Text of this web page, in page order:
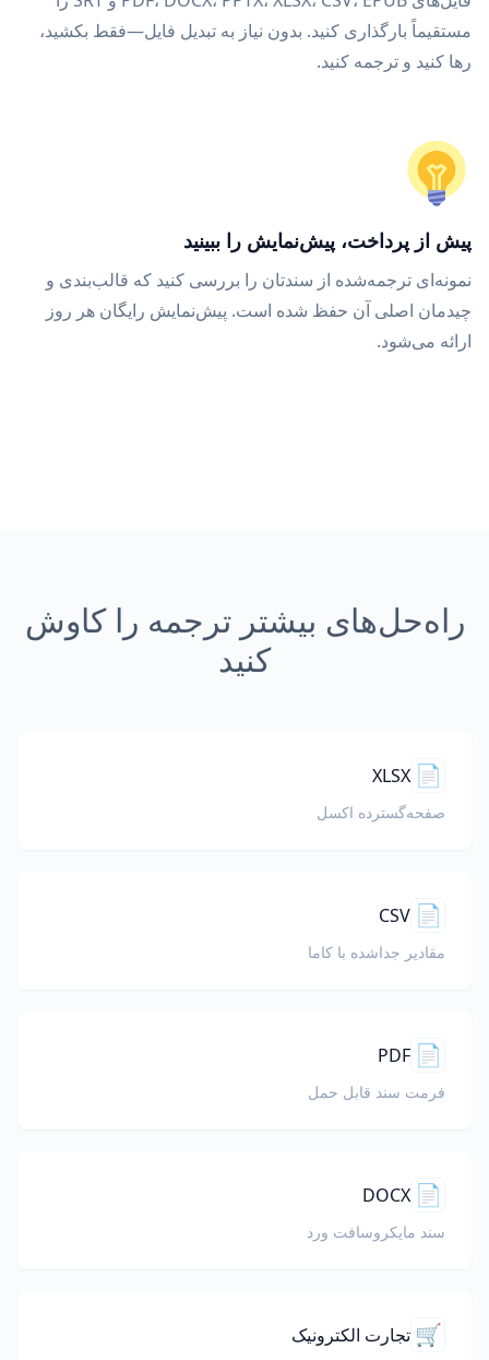
مستقیماً بارگذاری کنید. بدون نیاز به تبدیل فایل—فقط بکشید،
رها کنید و ترجمه کنید.
پیش از پرداخت، پیش‌نمایش را ببینید
نمونه‌ای ترجمه‌شده از سندتان را بررسی کنید که قالب‌بندی و
چیدمان اصلی آن حفظ شده است. پیش‌نمایش رایگان هر روز
ارائه می‌شود.
راه‌حل‌های بیشتر ترجمه را کاوش
کنید
📄
XLSX
صفحه‌گسترده اکسل
📄
CSV
مقادیر جداشده با کاما
📄
PDF
فرمت سند قابل حمل
📄
DOCX
سند مایکروسافت ورد
🛒 تجارت الکترونیک